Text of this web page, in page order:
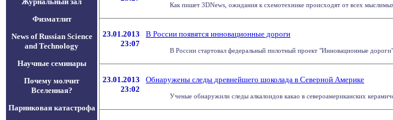
Физматлит
News of Russian Science
and Technology
Научные семинары
Почему молчит
Вселенная?
Парниковая катастрофа
Как пишет 3DNews, ожидания к схемотехнике происходят от всех
23.01.2013
23:07
В России появятся инновационные дороги
В России стартовал федеральный пилотный проект "Инновационные
23.01.2013
23:02
Обнаружены следы древнейшего шоколада в Северной Америке
Ученые обнаружили следы алкалоидов какао в североамериканских